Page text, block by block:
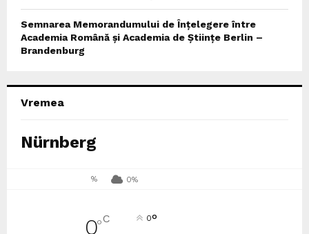
Semnarea Memorandumului de Înțelegere între
Academia Română și Academia de Științe Berlin –
Brandenburg
Vremea
Nürnberg
% 0%
0°C 0°